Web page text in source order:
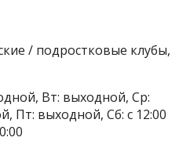
/ подростковые клубы,
Вт: выходной, Ср:
Пт: выходной, Сб: с 12:00